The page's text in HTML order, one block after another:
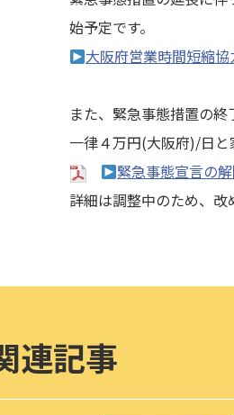
始予定です。
大阪府営業時間短縮協
また、緊急事態措置の
一律４万円(大阪府)/日
緊急事態宣言の
詳細は調整中のため、改
連記事